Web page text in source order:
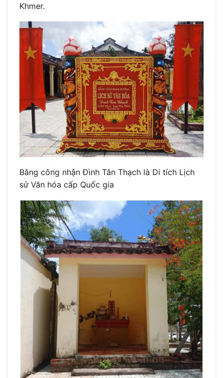
Khmer.
Bằng công nhận Đình Tân Thạch là Di tích Lịch
sử Văn hóa cấp Quốc gia